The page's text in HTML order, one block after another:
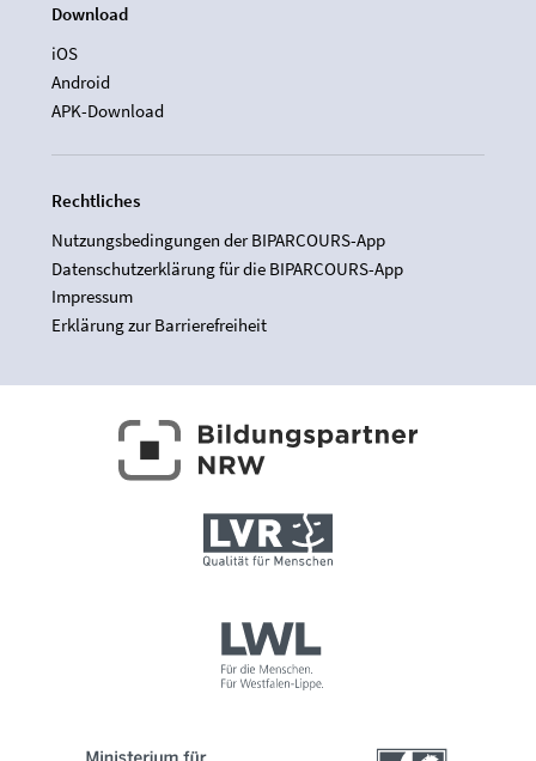
Download
iOS
Android
APK-Download
Rechtliches
Nutzungsbedingungen der BIPARCOURS-App
Datenschutzerklärung für die BIPARCOURS-App
Impressum
Erklärung zur Barrierefreiheit